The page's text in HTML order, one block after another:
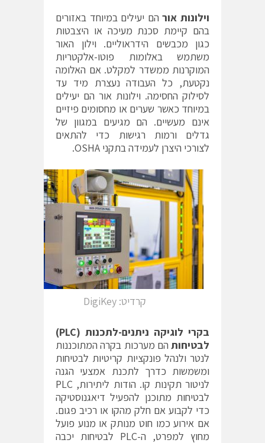
וילונות אורהם יעילים במיוחד באזורים
בהם קיימת סכנת מעיכה או היצבטות
כגון מכבשים הידראוליים. וילון האור
משתמש באלומות פוטו-אלקטריות
המוקרנות ממשדר למקלט. אם האלומה
נקטעת, כל העבודה נעצרת מיד עד
לסילוק החסימה. וילונות אור הם יעילים
במיוחד כאשר שערים או מחסומים פיזיים
אינם מעשיים. הם מגיעים במגוון של
גדלים ורמות רגישות כדי להתאים
לצורכי היצרן לעמידה בתקני OSHA.
קרדיט: DigiKey
בקרי לוגיקה ניתנים-לתכנות (PLC‏)
לבטיחות הם מערכות בקרה המתוכננות
לנטר ולנהל פונקציות קריטיות לבטיחות
ומשמשות כדרך לתכנת אמצעי הגנה
לניטור תקינות קו. הודות ליתירות, PLC
לבטיחות מתוכנן להפעיל דיאגנוסטיקה
כדי לקבוע אם חלק מהקו או רכיב פגום.
אם אירוע כמו חוט מנותק או מנוע פועל
מחוץ למפרט, ה-PLC לבטיחות יכבה